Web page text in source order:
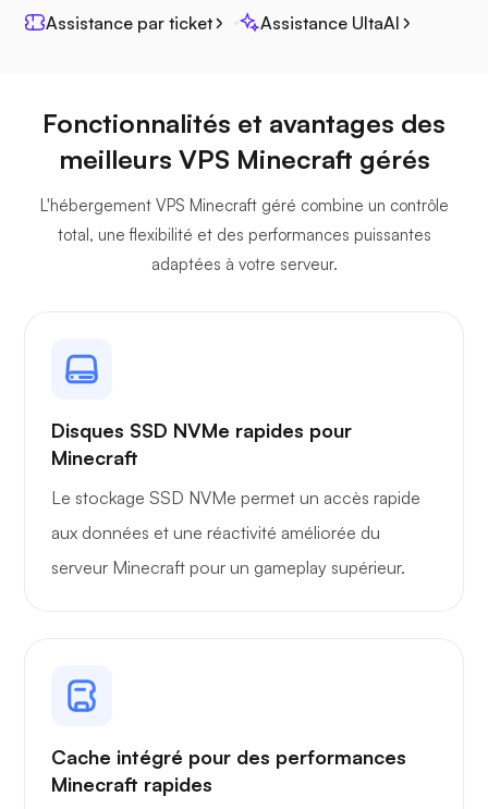
Plex
Owncast
Grille de protection
Radiographie
Assistance par ticket
Assistance UltaAI
Fonctionnalités et avantages des
meilleurs VPS Minecraft gérés
L'hébergement VPS Minecraft géré combine un contrôle
total, une flexibilité et des performances puissantes
adaptées à votre serveur.
Disques SSD NVMe rapides pour
Minecraft
Le stockage SSD NVMe permet un accès rapide
aux données et une réactivité améliorée du
serveur Minecraft pour un gameplay supérieur.
Cache intégré pour des performances
Minecraft rapides